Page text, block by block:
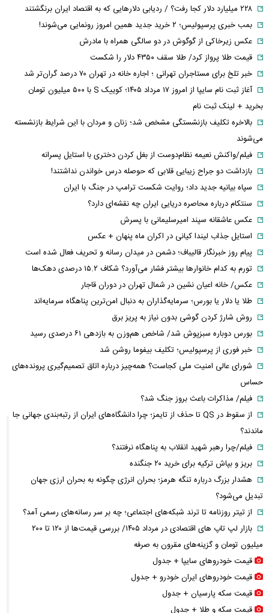
۲۲۸ میلیارد دلار کجا رفت؟ / ردیابی دلارهایی که به اقتصاد ایران برنگشتند
بمب خبری پرسپولیس؛ ۲ خرید جدید همین امروز رونمایی می‌شوند!
عکس زیرخاکی از گوگوش در دو سالگی همراه با مادرش
قیمت طلا پرواز کرد/ طلا سقف ۴۳۵۰ دلار را شکست
خبر تلخ برای مستاجران تهرانی ؛ اجاره خانه در تهران ۷۰ درصد گران‌تر شد
آغاز ثبت نام سایپا از امروز ۱۷ مرداد ۱۴۰۵؛ کوییک S با ۵۰۰ میلیون تومان
بخرید + لینک ثبت نام
بالاخره تکلیف بازنشستگی مشخص شد؛ زنان و مردان با این شرایط بازنشسته
می‌شوند
فیلم/واکنش نعیمه نظام‌دوست از بغل کردن دختری با استایل پسرانه
بازداشت دو جراح زیبایی قلابی که حوصله درس خواندن نداشتند!
سپاه بیانیه جدید داد؛ روایت شکست ترامپ در جنگ با ایران
سنتکام درباره محاصره دریایی ایران چه نقشه‌ای دارد؟
عکس عاشقانه سپند امیرسلیمانی با پسرش
استایل جذاب لیندا کیانی در اکران ماه پنهان + عکس
پیام روز خبرنگار قالیباف؛ دشمن در میدان رسانه و تحریف فعال شده است
تورم به کدام خانوارها بیشتر فشار می‌آورد؟ شکاف ۱۵.۲ درصدی دهک‌ها
عکس/ خانه اعیان نشین در شمال تهران در دوران قاجار
طلا یا دلار یا بورس؛ سرمایه‌گذاران به دنبال امن‌ترین پناهگاه سرمایه‌اند
روش شارژ کردن گوشی بدون نیاز به پریز برق
بورس دوباره سبزپوش شد/ شاخص هم‌وزن به بازدهی ۶۱ درصدی رسید
خبر فوری از پرسپولیس؛ تکلیف بیفوما روشن شد
شورای عالی امنیت ملی کجاست؟ همه‌چیز درباره اتاق تصمیم‌گیری پرونده‌های
حساس
فیلم/ مذاکرات باعث بروز جنگ شد؟
از سقوط در QS تا حذف از تایمز؛ چرا دانشگاه‌های ایران از رتبه‌بندی جهانی جا
ماندند؟
فیلم/چرا رهبر شهید انقلاب به پناهگاه نرفتند؟
بریز و بپاش ترکیه برای خرید ۲۰ جنگنده
هشدار بزرگ درباره تنگه هرمز؛ بحران انرژی چگونه به بحران ارزی جهان
تبدیل می‌شود؟
از تیتر روزنامه تا ترند شبکه‌های اجتماعی؛ چه بر سر رسانه‌های رسمی آمد؟
بازار لپ‌ تاپ‌ های اقتصادی در مرداد ۱۴۰۵/ بررسی قیمت‌ها از ۱۲۰ تا ۲۰۰
میلیون تومان و گزینه‌های مقرون‌ به‌ صرفه
قیمت خودرو‌های سایپا + جدول
قیمت خودرو‌های ایران خودرو + جدول
قیمت سکه پارسیان + جدول
قیمت سکه و طلا + جدول